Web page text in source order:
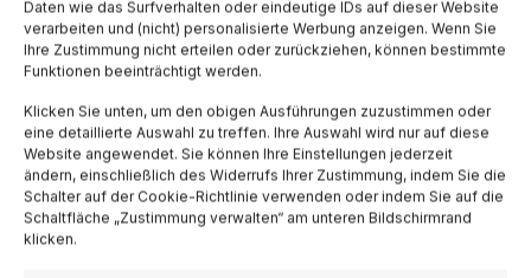
Daten wie das Surfverhalten oder eindeutige IDs auf dieser Website
verarbeiten und (nicht) personalisierte Werbung anzeigen. Wenn Sie
Ihre Zustimmung nicht erteilen oder zurückziehen, können bestimmte
Funktionen beeinträchtigt werden.
Klicken Sie unten, um den obigen Ausführungen zuzustimmen oder
eine detaillierte Auswahl zu treffen. Ihre Auswahl wird nur auf diese
Website angewendet. Sie können Ihre Einstellungen jederzeit
ändern, einschließlich des Widerrufs Ihrer Zustimmung, indem Sie die
Schalter auf der Cookie-Richtlinie verwenden oder indem Sie auf die
Schaltfläche „Zustimmung verwalten“ am unteren Bildschirmrand
klicken.
Toskana
Lombardia
Trentino